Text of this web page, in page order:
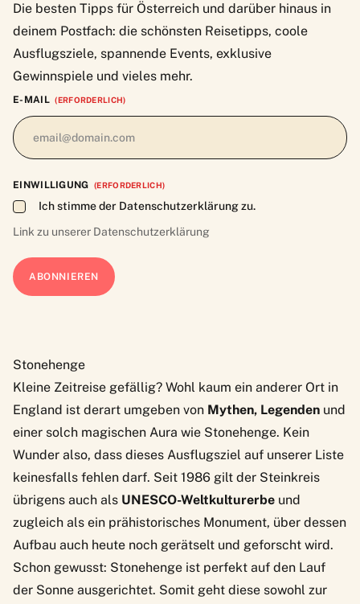
Die besten Tipps für Österreich und darüber hinaus in
deinem Postfach: die schönsten Reisetipps, coole
Ausflugsziele, spannende Events, exklusive
Gewinnspiele und vieles mehr.
E-MAIL (ERFORDERLICH)
EINWILLIGUNG (ERFORDERLICH)
Ich stimme der Datenschutzerklärung zu.
Link zu unserer Datenschutzerklärung
Stonehenge
Kleine Zeitreise gefällig? Wohl kaum ein anderer Ort in
England ist derart umgeben von Mythen, Legenden und
einer solch magischen Aura wie Stonehenge. Kein
Wunder also, dass dieses Ausflugsziel auf unserer Liste
keinesfalls fehlen darf. Seit 1986 gilt der Steinkreis
übrigens auch als UNESCO-Weltkulturerbe und
zugleich als ein prähistorisches Monument, über dessen
Aufbau auch heute noch gerätselt und geforscht wird.
Schon gewusst: Stonehenge ist perfekt auf den Lauf
der Sonne ausgerichtet. Somit geht diese sowohl zur